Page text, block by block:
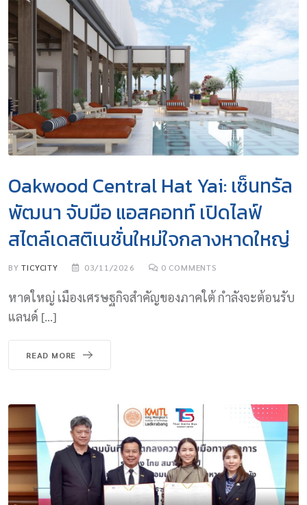
Oakwood Central Hat Yai: เซ็นทรัล
พัฒนา จับมือ แอสคอทท์ เปิดไลฟ์
สไตล์เดสติเนชั่นใหม่ใจกลางหาดใหญ่
BYTICYCITY 03/11/2026 0 COMMENTS
หาดใหญ่ เมืองเศรษฐกิจสำคัญของภาคใต้ กำลังจะต้อนรับ
แลนด์ […]
READ MORE